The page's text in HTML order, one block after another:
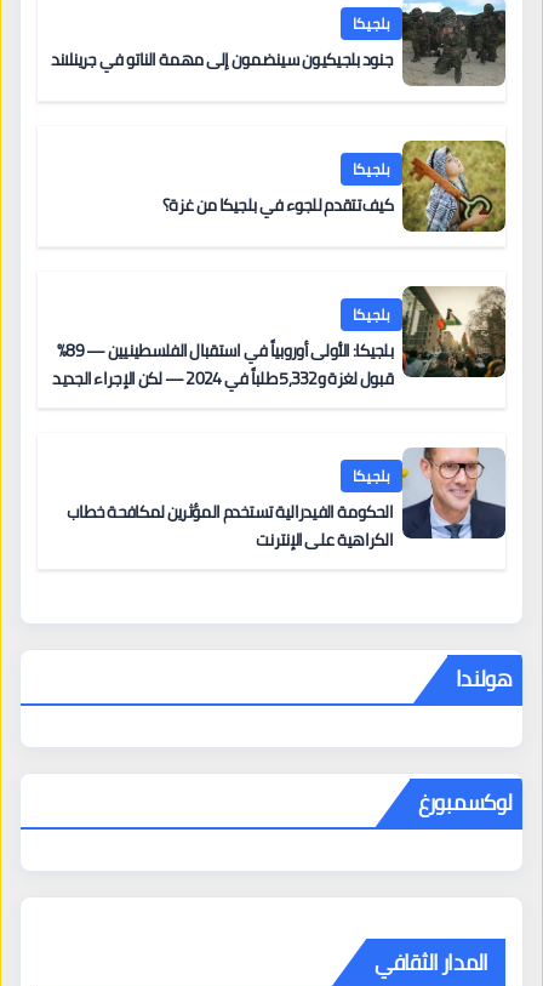
بلجيكا
جنود بلجيكيون سينضمون إلى مهمة الناتو في جرينلاند
بلجيكا
كيف تتقدم للجوء في بلجيكا من غزة؟
بلجيكا
بلجيكا: الأولى أوروبياً في استقبال الفلسطينيين — 89%
قبول لغزة و5,332 طلباً في 2024 — لكن الإجراء الجديد
بلجيكا
الحكومة الفيدرالية تستخدم المؤثرين لمكافحة خطاب
الكراهية على الإنترنت
هولندا
لوكسمبورغ
المدار الثقافي